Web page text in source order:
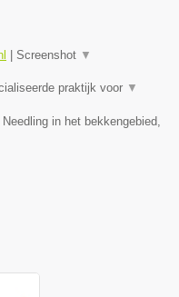
Screenshot ▼
praktijk voor ▼
in het bekkengebied,